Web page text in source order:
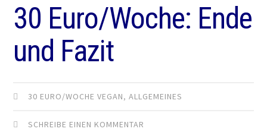
30 Euro/Woche: Ende
und Fazit
30 EURO/WOCHE VEGAN,ALLGEMEINES
SCHREIBE EINEN KOMMENTAR